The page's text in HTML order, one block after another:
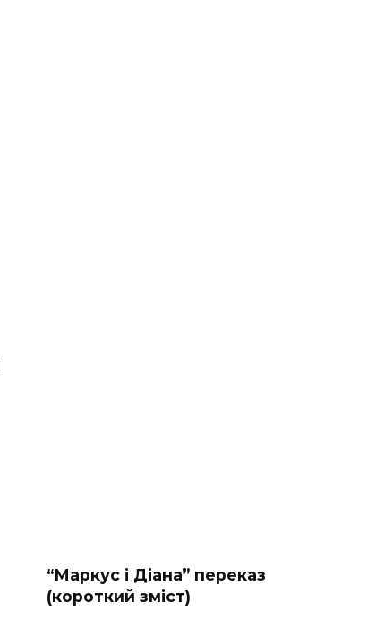
“Маркус і Діана” переказ
(короткий зміст)